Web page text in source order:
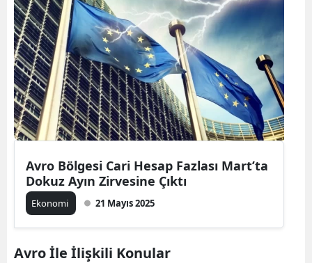
Avro Bölgesi Cari Hesap Fazlası Mart’ta
Dokuz Ayın Zirvesine Çıktı
Ekonomi 21 Mayıs 2025
Avro İle İlişkili Konular